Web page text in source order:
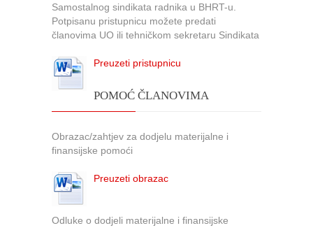
Samostalnog sindikata radnika u BHRT-u.
Potpisanu pristupnicu možete predati
članovima UO ili tehničkom sekretaru Sindikata
Preuzeti pristupnicu
POMOĆ ČLANOVIMA
Obrazac/zahtjev za dodjelu materijalne i
finansijske pomoći
Preuzeti obrazac
Odluke o dodjeli materijalne i finansijske